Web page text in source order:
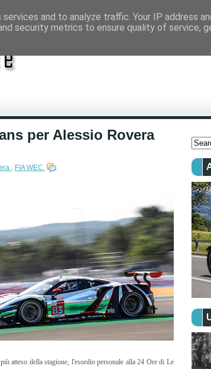
per Alessio Rovera
, FIA WEC
atteso della stagione, l'esordio personale alla 24 Ore di Le
and to analyze traffic. Your IP address
security metrics to ensure quality of service,